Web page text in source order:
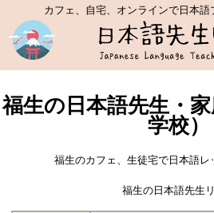
カフェ、自宅、オンラインで日本語
福生の日本語先生・
学校）
福生のカフェ、生徒宅で日本語レ
福生の日本語先生